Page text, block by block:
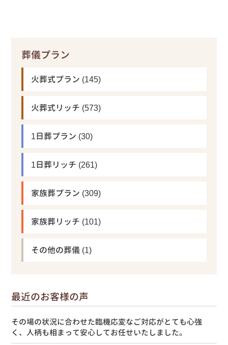
葬儀プラン
火葬式プラン (145)
火葬式リッチ (573)
1日葬プラン (30)
1日葬リッチ (261)
家族葬プラン (309)
家族葬リッチ (101)
その他の葬儀 (1)
最近のお客様の声
その場の状況に合わせた臨機応変なご対応がとても心強
く、人柄も相まって安心してお任せいたしました。